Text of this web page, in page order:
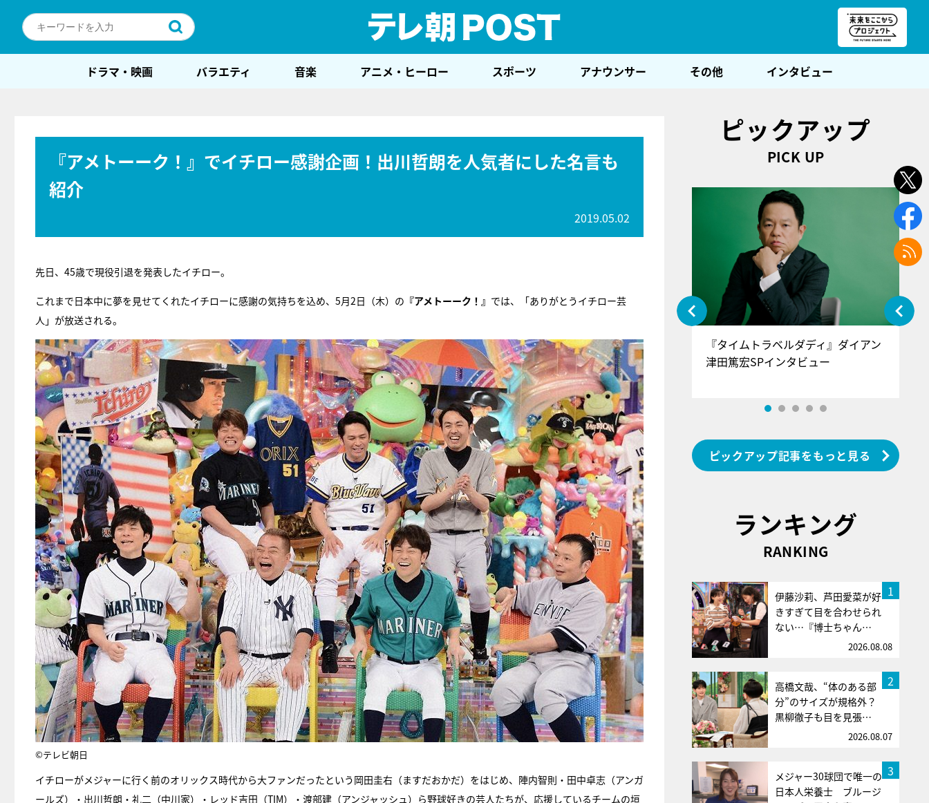
ドラマ・映画 バラエティ 音楽 アニメ・ヒーロー スポーツ アナウンサー その他 インタビュー
『アメトーーク！』でイチロー感謝企画！出川哲朗を人気者にした名言も
紹介
2019.05.02
先日、45歳で現役引退を発表したイチロー。
これまで日本中に夢を見せてくれたイチローに感謝の気持ちを込め、5月2日（木）の 『アメトーーク！』 では、「ありがとうイチロー芸
人」が放送される。
©テレビ朝日
イチローがメジャーに行く前のオリックス時代から大ファンだったという岡田圭右（ますだおかだ）をはじめ、陣内智則・田中卓志（アンガ
ールズ）・出川哲朗・礼二（中川家）・レッド吉田（TIM）・渡部建（アンジャッシュ）ら野球好きの芸人たちが、応援しているチームの垣
ピックアップ
PICK UP
『アイ＝ラブ！げーみんぐ』＝LOV
E齋藤樹愛羅＆佐々木舞香SPインタ
ビュー
『タイムトラベルダディ』ダイアン
津田篤宏SPインタビュー
ピックアップ記事をもっと見る
ランキング
RANKING
1
伊藤沙莉、芦田愛菜が好
きすぎて目を合わせられ
ない…『博士ちゃん…
2026.08.08
2
高橋文哉、“体のある部
分”のサイズが規格外？
黒柳徹子も目を見張…
2026.08.07
3
メジャー30球団で唯一の
日本人栄養士 ブルージ